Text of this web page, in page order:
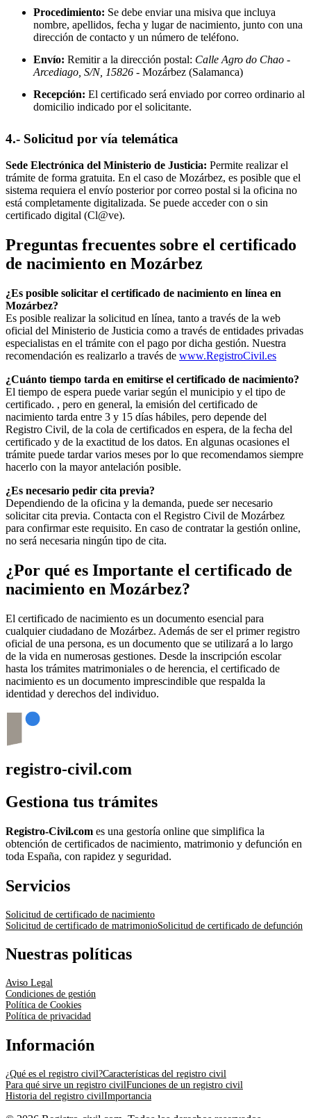
Procedimiento: Se debe enviar una misiva que incluya
nombre, apellidos, fecha y lugar de nacimiento, junto con una
dirección de contacto y un número de teléfono.
Envío: Remitir a la dirección postal: Calle Agro do Chao -
Arcediago, S/N, 15826 - Mozárbez (Salamanca)
Recepción: El certificado será enviado por correo ordinario al
domicilio indicado por el solicitante.
4.- Solicitud por vía telemática
Sede Electrónica del Ministerio de Justicia: Permite realizar el
trámite de forma gratuita. En el caso de Mozárbez, es posible que el
sistema requiera el envío posterior por correo postal si la oficina no
está completamente digitalizada. Se puede acceder con o sin
certificado digital (Cl@ve).
Preguntas frecuentes sobre el certificado
de nacimiento en Mozárbez
¿Es posible solicitar el certificado de nacimiento en línea en
Mozárbez?
Es posible realizar la solicitud en línea, tanto a través de la web
oficial del Ministerio de Justicia como a través de entidades privadas
especialistas en el trámite con el pago por dicha gestión. Nuestra
recomendación es realizarlo a través de www.RegistroCivil.es
¿Cuánto tiempo tarda en emitirse el certificado de nacimiento?
El tiempo de espera puede variar según el municipio y el tipo de
certificado. , pero en general, la emisión del certificado de
nacimiento tarda entre 3 y 15 días hábiles, pero depende del
Registro Civil, de la cola de certificados en espera, de la fecha del
certificado y de la exactitud de los datos. En algunas ocasiones el
trámite puede tardar varios meses por lo que recomendamos siempre
hacerlo con la mayor antelación posible.
¿Es necesario pedir cita previa?
Dependiendo de la oficina y la demanda, puede ser necesario
solicitar cita previa. Contacta con el Registro Civil de Mozárbez
para confirmar este requisito. En caso de contratar la gestión online,
no será necesaria ningún tipo de cita.
¿Por qué es Importante el certificado de
nacimiento en Mozárbez?
El certificado de nacimiento es un documento esencial para
cualquier ciudadano de Mozárbez. Además de ser el primer registro
oficial de una persona, es un documento que se utilizará a lo largo
de la vida en numerosas gestiones. Desde la inscripción escolar
hasta los trámites matrimoniales o de herencia, el certificado de
nacimiento es un documento imprescindible que respalda la
identidad y derechos del individuo.
registro-civil.com
Gestiona tus trámites
Registro-Civil.com es una gestoría online que simplifica la
obtención de certificados de nacimiento, matrimonio y defunción en
toda España, con rapidez y seguridad.
Servicios
Solicitud de certificado de nacimiento
Solicitud de certificado de matrimonioSolicitud de certificado de defunción
Nuestras políticas
Aviso Legal
Condiciones de gestión
Política de Cookies
Política de privacidad
Información
¿Qué es el registro civil?Características del registro civil
Para qué sirve un registro civilFunciones de un registro civil
Historia del registro civilImportancia